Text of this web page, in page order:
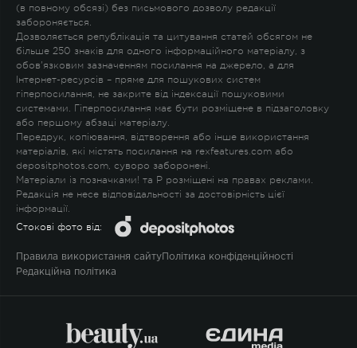
(в повному обсязі) без письмового дозволу редакції
забороняється.
Дозволяється републікація та цитування статей обсягом не
більше 250 знаків для одного інформаційного матеріалу, з
обов'язковим зазначенням посилання на джерело, а для
Інтернет-ресурсів – пряме для пошукових систем
гіперпосилання, не закрите від індексації пошуковими
системами. Гіперпосилання має бути розміщене в підзаголовку
або першому абзаці матеріалу.
Передрук, копіювання, відтворення або інше використання
матеріалів, які містять посилання на rexfeatures.com або
depositphotos.com, суворо заборонені.
Матеріали із позначками! та P розміщені на правах реклами.
Редакція не несе відповідальності за достовірність цієї
інформації.
Стокові фото від:
Правила використання сайту Політика конфіденційності
Редакційна політика